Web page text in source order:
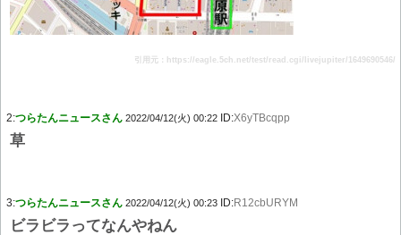
引用元：https://eagle.5ch.net/test/read.cgi/livejupiter/1649690546/
2:つらたんニュースさん 2022/04/12(火) 00:22 ID:X6yTBcqpp
草
3:つらたんニュースさん 2022/04/12(火) 00:23 ID:R12cbURYM
ビラビラってなんやねん